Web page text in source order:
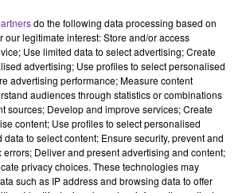
ALSA3A 040925 PA
do the following data processing based on
our legitimate interest: Store and/or access
Use limited data to select advertising; Create
advertising; Use profiles to select personalised
advertising performance; Measure content
audiences through statistics or combinations
sources; Develop and improve services; Create
content; Use profiles to select personalised
data to select content; Ensure security, prevent and
errors; Deliver and present advertising and content;
privacy choices. These technologies may
such as IP address and browsing data to offer